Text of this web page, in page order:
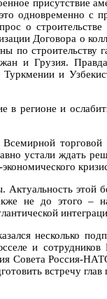
присутствие
одновременно с
о
Договора о
по строительству
и Грузия.
и
в регионе и
торговой
устали ждать
этой
не до этого –
несколько
и
Совета Россия-
встречу